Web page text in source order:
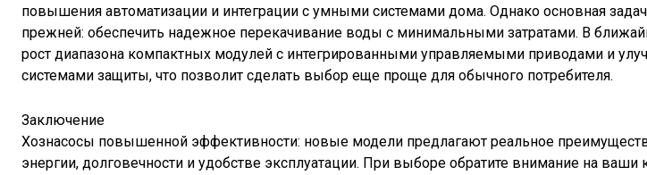
повышения автоматизации и интеграции с умными системами дома. Однако основная
прежней: обеспечить надежное перекачивание воды с минимальными затратами. В
рост диапазона компактных модулей с интегрированными управляемыми приводами и
системами защиты, что позволит сделать выбор еще проще для обычного потребителя.
Заключение
Хознасосы повышенной эффективности: новые модели предлагают реальное
энергии, долговечности и удобстве эксплуатации. При выборе обратите внимание на ваши